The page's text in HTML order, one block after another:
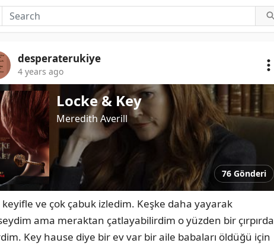
desperaterukiye
4 years ago
Locke & Key
Meredith Averill
76 Gönderi
keyifle ve çok çabuk izledim. Keşke daha yayarak
ama meraktan çatlayabilirdim o yüzden bir çırpırda
Key hause diye bir ev var bir aile babaları öldüğü için